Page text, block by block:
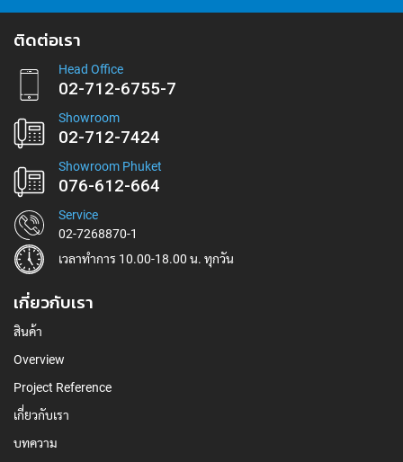
รับ
ติดต่อเรา
Head Office
02-712-6755-7
Showroom
02-712-7424
Showroom Phuket
076-612-664
Service
02-7268870-1
เวลาทำการ 10.00-18.00 น. ทุกวัน
เกี่ยวกับเรา
สินค้า
Overview
Project Reference
เกี่ยวกับเรา
บทความ